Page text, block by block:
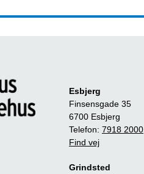
Esbjerg
Finsensgade 35
6700 Esbjerg
Telefon: 7918 2000
Find vej
Grindsted